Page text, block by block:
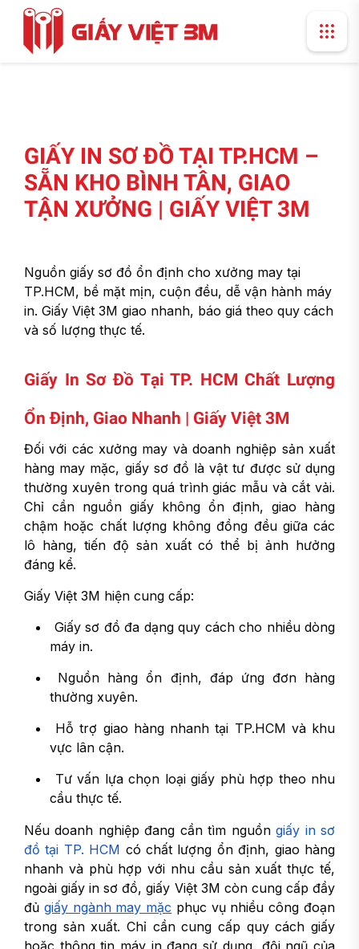
GIẤY IN SƠ ĐỒ TẠI TP.HCM –
SẴN KHO BÌNH TÂN, GIAO
TẬN XƯỞNG | GIẤY VIỆT 3M
Nguồn giấy sơ đồ ổn định cho xưởng may tại
TP.HCM, bề mặt mịn, cuộn đều, dễ vận hành máy
in. Giấy Việt 3M giao nhanh, báo giá theo quy cách
và số lượng thực tế.
Giấy In Sơ Đồ Tại TP. HCM Chất Lượng
Ổn Định, Giao Nhanh | Giấy Việt 3M
Đối với các xưởng may và doanh nghiệp sản xuất
hàng may mặc, giấy sơ đồ là vật tư được sử dụng
thường xuyên trong quá trình giác mẫu và cắt vải.
Chỉ cần nguồn giấy không ổn định, giao hàng
chậm hoặc chất lượng không đồng đều giữa các
lô hàng, tiến độ sản xuất có thể bị ảnh hưởng
đáng kể.
Giấy Việt 3M hiện cung cấp:
Giấy sơ đồ đa dạng quy cách cho nhiều dòng
máy in.
Nguồn hàng ổn định, đáp ứng đơn hàng
thường xuyên.
Hỗ trợ giao hàng nhanh tại TP.HCM và khu
vực lân cận.
Tư vấn lựa chọn loại giấy phù hợp theo nhu
cầu thực tế.
Nếu doanh nghiệp đang cần tìm nguồngiấy in sơ
đồ tại TP. HCM có chất lượng ổn định, giao hàng
nhanh và phù hợp với nhu cầu sản xuất thực tế,
ngoài giấy in sơ đồ, giấy Việt 3M còn cung cấp đầy
đủ giấy ngành may mặc phục vụ nhiều công đoạn
trong sản xuất. Chỉ cần cung cấp quy cách giấy
hoặc thông tin máy in đang sử dụng, đội ngũ của